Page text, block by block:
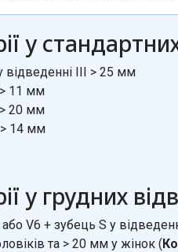
у
відведенні III > 25 мм
> 11 мм
> 20 мм
> 14 мм
у грудних
V6 + зубець S у
та > 20 мм у жінок (